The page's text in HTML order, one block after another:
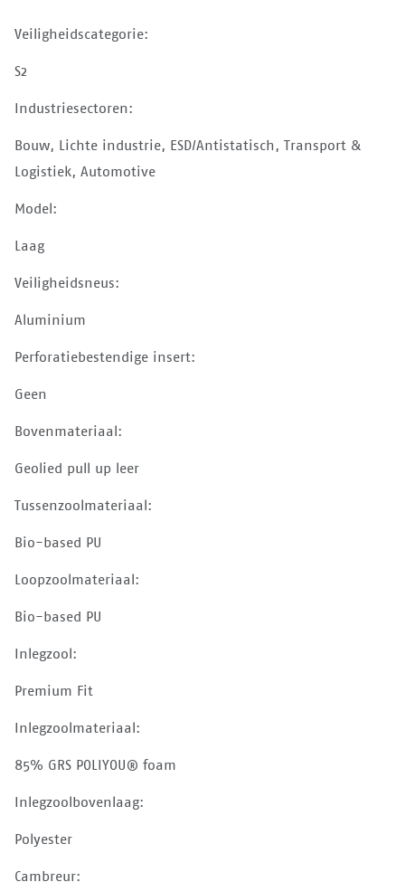
Veiligheidscategorie:
S2
Industriesectoren:
Bouw, Lichte industrie, ESD/Antistatisch, Transport &
Logistiek, Automotive
Model:
Laag
Veiligheidsneus:
Aluminium
Perforatiebestendige insert:
Geen
Bovenmateriaal:
Geolied pull up leer
Tussenzoolmateriaal:
Bio-based PU
Loopzoolmateriaal:
Bio-based PU
Inlegzool:
Premium Fit
Inlegzoolmateriaal:
85% GRS POLIYOU® foam
Inlegzoolbovenlaag:
Polyester
Cambreur: